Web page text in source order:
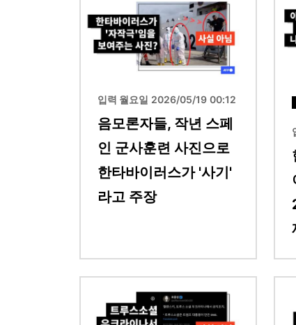
입력 월요일 2026/05/19 00:12
음모론자들, 작년 스페
인 군사훈련 사진으로
한타바이러스가 '사기'
라고 주장